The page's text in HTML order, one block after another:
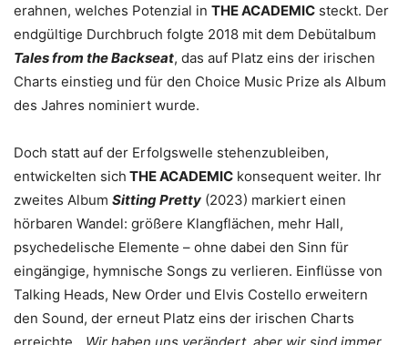
erahnen, welches Potenzial in THE ACADEMIC steckt. Der
endgültige Durchbruch folgte 2018 mit dem Debütalbum
Tales from the Backseat, das auf Platz eins der irischen
Charts einstieg und für den Choice Music Prize als Album
des Jahres nominiert wurde.
Doch statt auf der Erfolgswelle stehenzubleiben,
entwickelten sich THE ACADEMIC konsequent weiter. Ihr
zweites Album Sitting Pretty (2023) markiert einen
hörbaren Wandel: größere Klangflächen, mehr Hall,
psychedelische Elemente – ohne dabei den Sinn für
eingängige, hymnische Songs zu verlieren. Einflüsse von
Talking Heads, New Order und Elvis Costello erweitern
den Sound, der erneut Platz eins der irischen Charts